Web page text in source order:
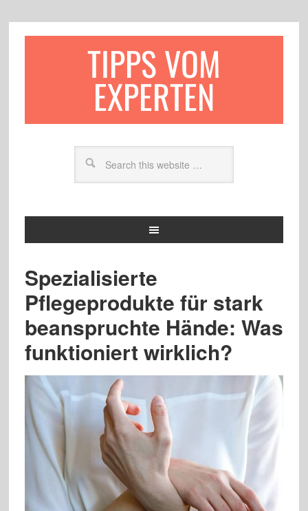
TIPPS VOM
EXPERTEN
Spezialisierte
Pflegeprodukte für stark
beanspruchte Hände: Was
funktioniert wirklich?